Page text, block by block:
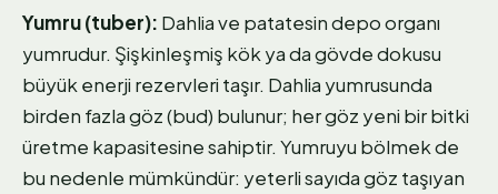
Yumru (tuber): Dahlia ve patatesin depo organı
yumrudur. Şişkinleşmiş kök ya da gövde dokusu
büyük enerji rezervleri taşır. Dahlia yumrusunda
birden fazla göz (bud) bulunur; her göz yeni bir bitki
üretme kapasitesine sahiptir. Yumruyu bölmek de
bu nedenle mümkündür: yeterli sayıda göz taşıyan